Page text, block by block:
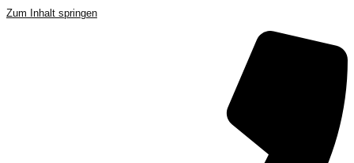
Zum Inhalt springen